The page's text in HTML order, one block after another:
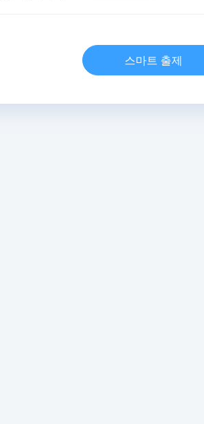
스마트 출제